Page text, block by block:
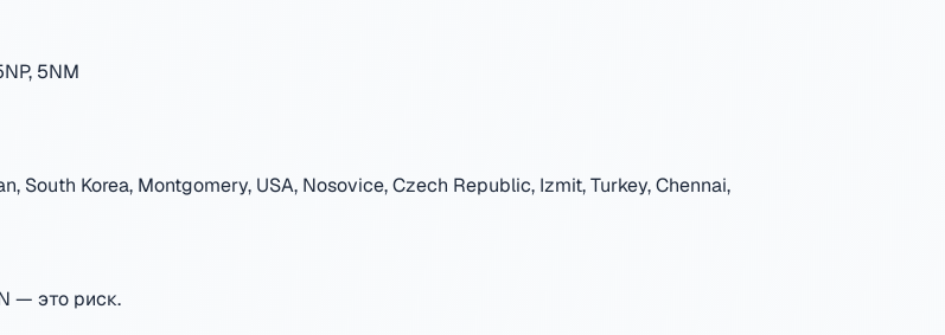
5NM
South Korea, Montgomery, USA, Nosovice, Czech Republic, Izmit, Turkey, Chennai,
— это риск.